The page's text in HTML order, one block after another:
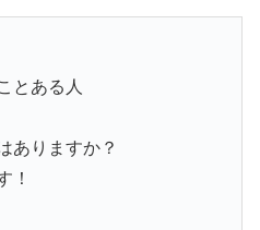
とある人
ありますか？
！